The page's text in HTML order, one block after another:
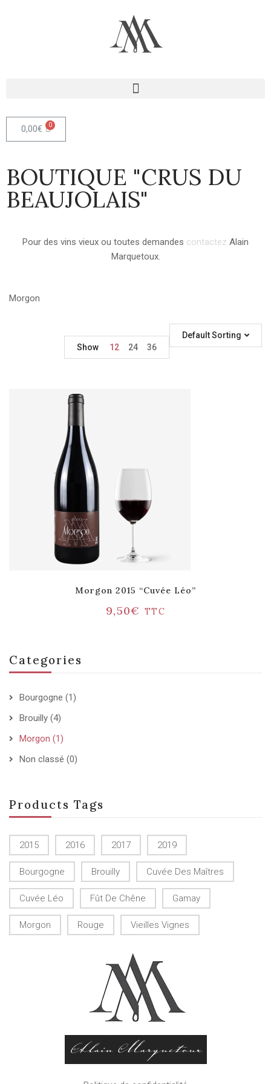
0,00€
BOUTIQUE "CRUS DU
BEAUJOLAIS"
Pour des vins vieux ou toutes demandes contactez Alain
Marquetoux.
Categories
Bourgogne (1)
Brouilly (4)
Morgon (1)
Non classé (0)
Products Tags
2015 2016 2017 2019
Bourgogne Brouilly Cuvée Des Maîtres
Cuvée Léo Fût De Chêne Gamay
Morgon Rouge Vieilles Vignes
Morgon
Default Sorting
Show
12 24 36
Morgon 2015 “Cuvée Léo”
9,50€ TTC